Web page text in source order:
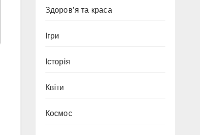
Здоров’я та краса
Ігри
Історія
Квіти
Космос